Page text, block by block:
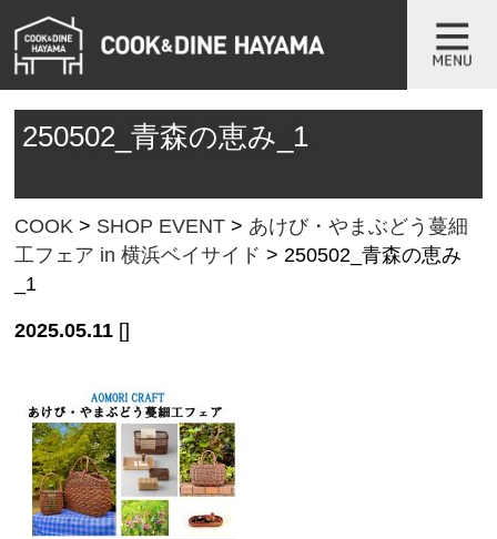
250502_青森の恵み_1
COOK > SHOP EVENT > あけび・やまぶどう蔓細
工フェア in 横浜ベイサイド > 250502_青森の恵み
_1
2025.05.11 []